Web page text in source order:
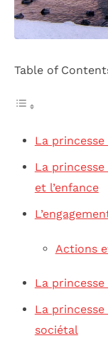
Table of
La
La
et l’enfance
Actions
La
La princesse
sociétal